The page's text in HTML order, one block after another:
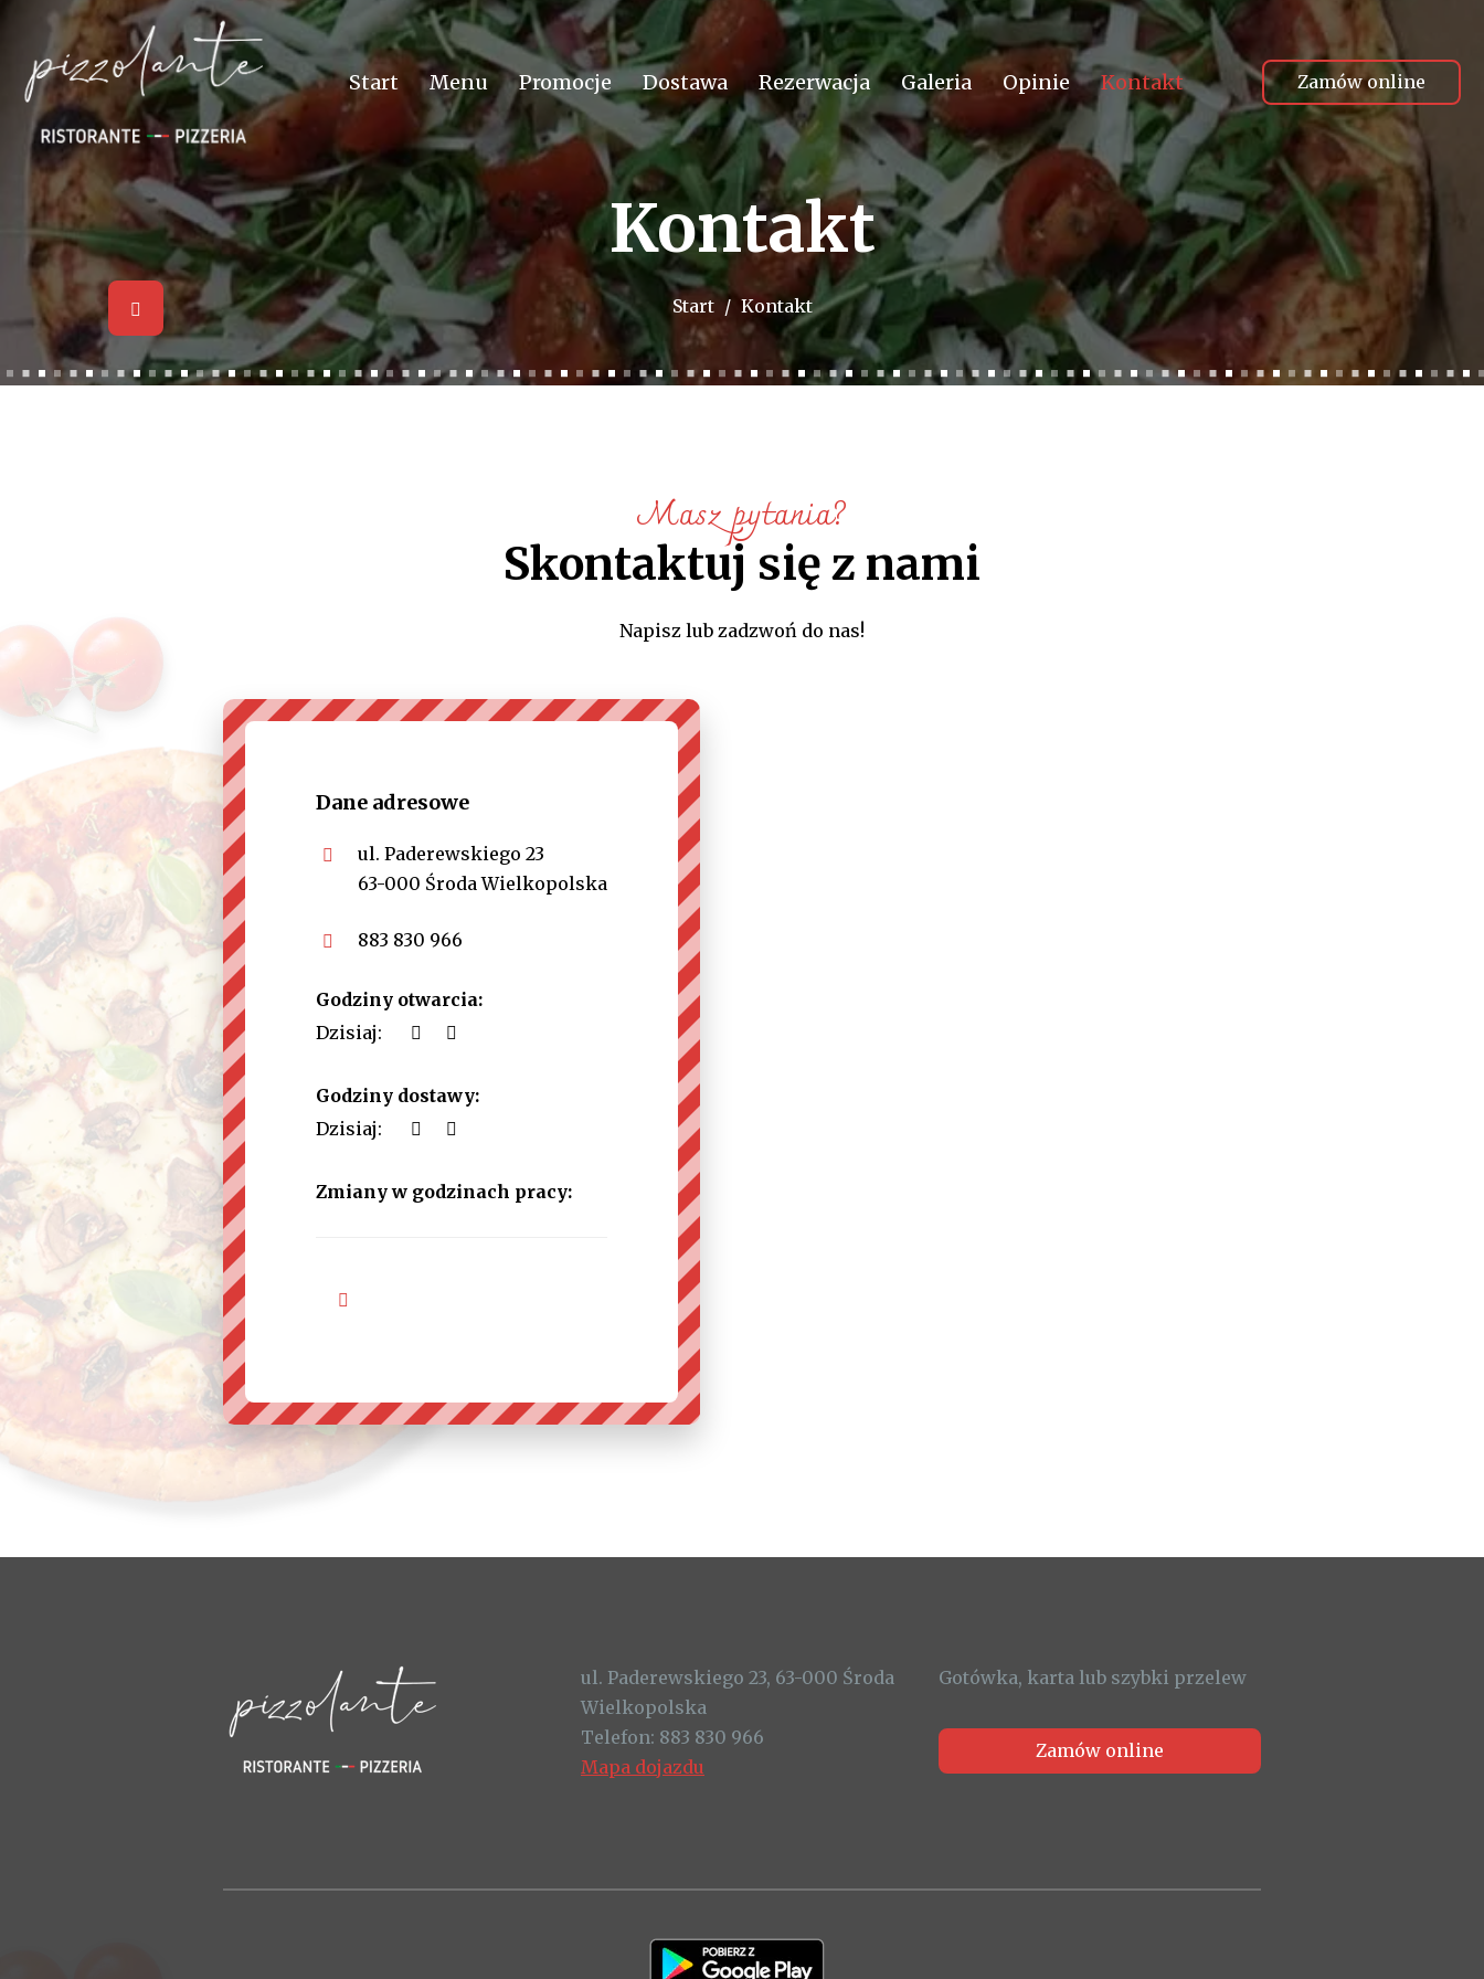
Start Menu Promocje Dostawa Rezerwacja Galeria Opinie Kontakt Zamów online
Kontakt
Start Kontakt
Masz pytania?
Skontaktuj się z nami
Napisz lub zadzwoń do nas!
Dane adresowe
ul. Paderewskiego 23
63-000 Środa Wielkopolska
883 830 966
Godziny otwarcia:
Dzisiaj:
Godziny dostawy:
Dzisiaj:
Zmiany w godzinach pracy:
ul. Paderewskiego 23, 63-000 Środa
Wielkopolska
Telefon: 883 830 966
Mapa dojazdu
Gotówka, karta lub szybki przelew
Zamów online